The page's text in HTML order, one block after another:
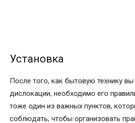
Установка
После того, как бытовую технику
дислокации, необходимо его
тоже один из важных пунктов,
соблюдать, чтобы организовать